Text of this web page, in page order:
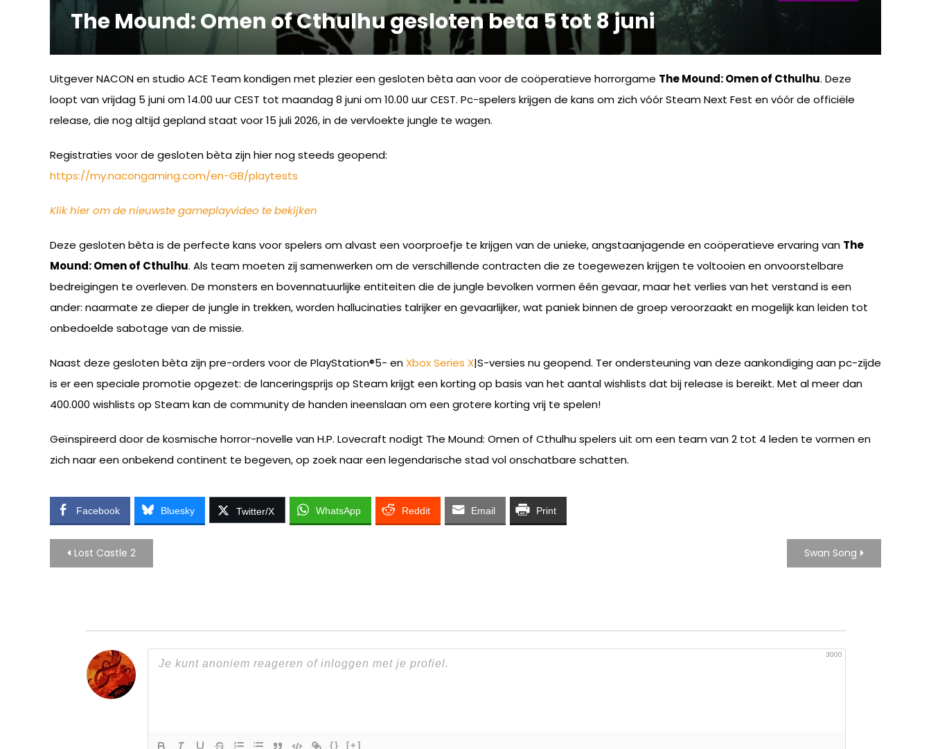
The Mound: Omen of Cthulhu gesloten beta 5 tot 8 juni
Uitgever NACON en studio ACE Team kondigen met plezier een gesloten bèta aan voor de coöperatieve horrorgame The Mound: Omen of Cthulhu. Deze
loopt van vrijdag 5 juni om 14.00 uur CEST tot maandag 8 juni om 10.00 uur CEST. Pc-spelers krijgen de kans om zich vóór Steam Next Fest en vóór de officiële
release, die nog altijd gepland staat voor 15 juli 2026, in de vervloekte jungle te wagen.
Registraties voor de gesloten bèta zijn hier nog steeds geopend:
https://my.nacongaming.com/en-GB/playtests
Klik hier om de nieuwste gameplayvideo te bekijken
Deze gesloten bèta is de perfecte kans voor spelers om alvast een voorproefje te krijgen van de unieke, angstaanjagende en coöperatieve ervaring van The
Mound: Omen of Cthulhu. Als team moeten zij samenwerken om de verschillende contracten die ze toegewezen krijgen te voltooien en onvoorstelbare
bedreigingen te overleven. De monsters en bovennatuurlijke entiteiten die de jungle bevolken vormen één gevaar, maar het verlies van het verstand is een
ander: naarmate ze dieper de jungle in trekken, worden hallucinaties talrijker en gevaarlijker, wat paniek binnen de groep veroorzaakt en mogelijk kan leiden tot
onbedoelde sabotage van de missie.
Naast deze gesloten bèta zijn pre-orders voor de PlayStation®5- en Xbox Series X|S-versies nu geopend. Ter ondersteuning van deze aankondiging aan pc-zijde
is er een speciale promotie opgezet: de lanceringsprijs op Steam krijgt een korting op basis van het aantal wishlists dat bij release is bereikt. Met al meer dan
400.000 wishlists op Steam kan de community de handen ineenslaan om een grotere korting vrij te spelen!
Geïnspireerd door de kosmische horror-novelle van H.P. Lovecraft nodigt The Mound: Omen of Cthulhu spelers uit om een team van 2 tot 4 leden te vormen en
zich naar een onbekend continent te begeven, op zoek naar een legendarische stad vol onschatbare schatten.
Facebook Bluesky Twitter/X WhatsApp Reddit Email Print
Bericht
Lost Castle 2 Swan Song
3000
{} [+]